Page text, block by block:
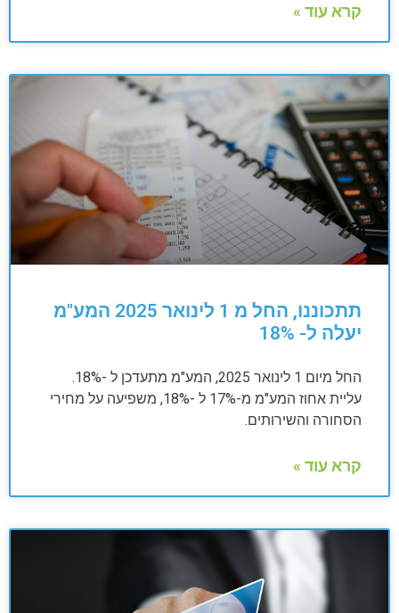
קרא עוד »
תתכוננו, החל מ 1 לינואר 2025 המע"מ
יעלה ל- 18%
החל מיום 1 לינואר 2025, המע"מ מתעדכן ל -18%.
עליית אחוז המע"מ מ-17% ל -18%, משפיעה על מחירי
הסחורה והשירותים.
קרא עוד »